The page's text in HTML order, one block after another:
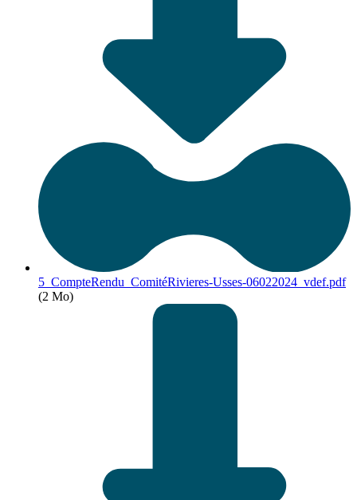
5_CompteRendu_ComitéRivieres-Usses-06022024_vdef.pdf
(2 Mo)